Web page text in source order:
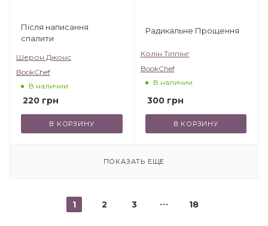
Після написання
спалити
Шерон Джонс
BookChef
В наличии
220 грн
В КОРЗИНУ
Радикальне Прощення
Колін Тіппінг
BookChef
В наличии
300грн
В КОРЗИНУ
ПОКАЗАТЬ ЕЩЕ
1 2 3 18